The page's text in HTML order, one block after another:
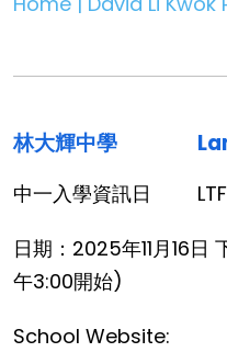
林大輝中學
中一入學資訊日
日期：2025年11月16日
午3:00開始)
School Website: